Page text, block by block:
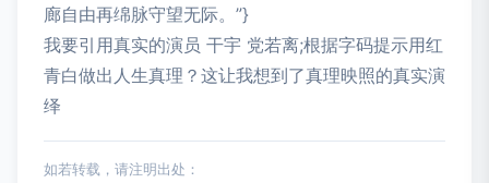
廊自由再绵脉守望无际。”}
我要引用真实的演员 干宇 党若离;根据字码提示用红
青白做出人生真理？这让我想到了真理映照的真实演
绎
如若转载，请注明出处：